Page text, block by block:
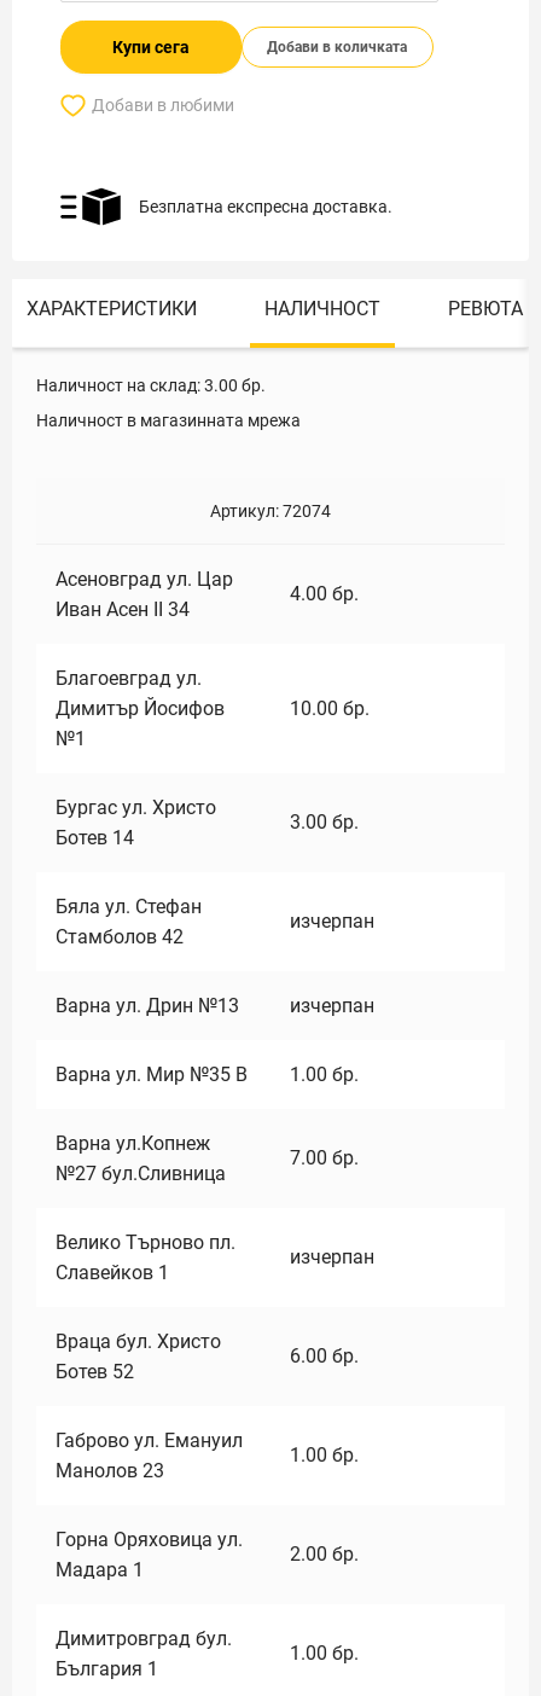
Купи сега Добави в количката
Добави в любими
Безплатна експресна доставка.
ХАРАКТЕРИСТИКИ НАЛИЧНОСТ РЕВЮТА
Наличност на склад:3.00 бр.
Наличност в магазинната мрежа
Артикул:72074
Асеновград ул. Цар
Иван Асен II 34
4.00 бр.
Благоевград ул.
Димитър Йосифов
№1
10.00 бр.
Бургас ул. Христо
Ботев 14
3.00 бр.
Бяла ул. Стефан
Стамболов 42
изчерпан
Варна ул. Дрин №13 изчерпан
Варна ул. Мир №35 В 1.00 бр.
Варна ул.Копнеж
№27 бул.Сливница
7.00 бр.
Велико Търново пл.
Славейков 1
изчерпан
Враца бул. Христо
Ботев 52
6.00 бр.
Габрово ул. Емануил
Манолов 23
1.00 бр.
Горна Оряховица ул.
Мадара 1
2.00 бр.
Димитровград бул.
България 1
1.00 бр.